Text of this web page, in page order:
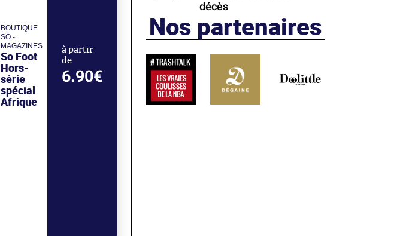
BOUTIQUE
SO -
MAGAZINES
So Foot
Hors-
série
spécial
Afrique
à partir
de
6.90€
décès
Nos partenaires